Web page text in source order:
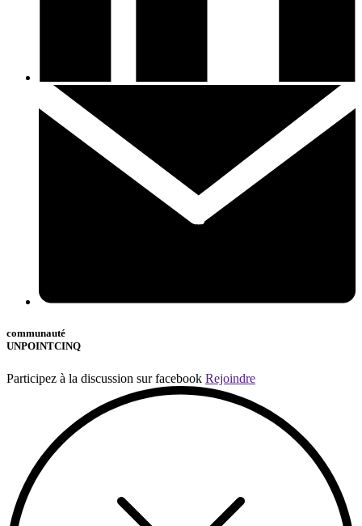
communauté
UNPOINTCINQ
Participez à la discussion sur facebook Rejoindre